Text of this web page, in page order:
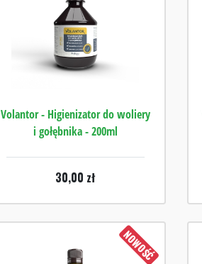
Volantor - Higienizator do woliery
i gołębnika - 200ml
30,00 zł
NOWOŚĆ